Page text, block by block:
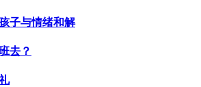
子与情绪和解
去？